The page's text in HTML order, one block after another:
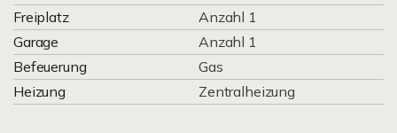
Freiplatz
Anzahl 1
Garage
Anzahl 1
Befeuerung
Gas
Heizung
Zentralheizung